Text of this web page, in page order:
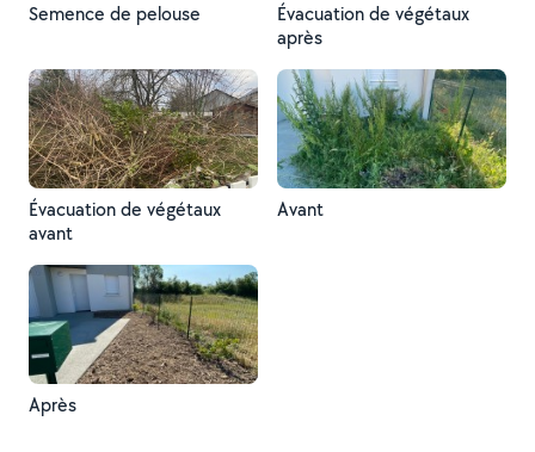
Semence de pelouse
Évacuation de végétaux
après
Évacuation de végétaux
avant
Avant
Après